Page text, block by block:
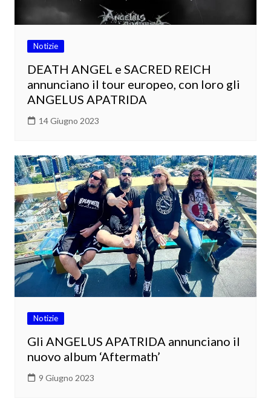
Notizie
DEATH ANGEL e SACRED REICH
annunciano il tour europeo, con loro gli
ANGELUS APATRIDA
14 Giugno 2023
Notizie
Gli ANGELUS APATRIDA annunciano il
nuovo album ‘Aftermath’
9 Giugno 2023